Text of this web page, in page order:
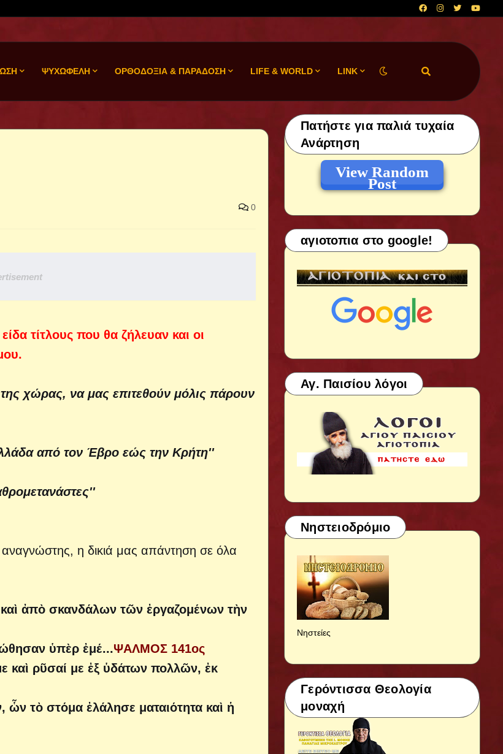
ΨΥΧΩΦΕΛΗ ΟΡΘΟΔΟΞΙΑ & ΠΑΡΑΔΟΣΗ LIFE & WORLD LINK
0
τίτλους που θα ζήλευαν και οι
της χώρας, να μας επιτεθούν μόλις πάρουν
από τον Έβρο εώς την Κρήτη''
η δικιά μας απάντηση σε όλα
ἀπὸ σκανδάλων τῶν ἐργαζομένων τὴν
ὑπὲρ ἐμέ...ΨΑΛΜΟΣ 141ος
καὶ ρῦσαί με ἐξ ὑδάτων πολλῶν, ἐκ
ὧν τὸ στόμα ἐλάλησε ματαιότητα καὶ ἡ
Πατήστε για παλιά τυχαία
Ανάρτηση
View Random
Post
αγιοτοπια στο google!
Αγ. Παισίου λόγοι
Νηστειοδρόμιο
Νηστείες
Γερόντισσα Θεολογία
μοναχή